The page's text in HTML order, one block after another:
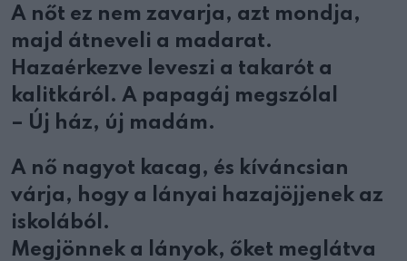
A nőt ez nem zavarja, azt mondja,
majd átneveli a madarat.
Hazaérkezve leveszi a takarót a
kalitkáról. A papagáj megszólal
– Új ház, új madám.
A nő nagyot kacag, és kíváncsian
várja, hogy a lányai hazajöjjenek az
iskolából.
Megjönnek a lányok, őket meglátva